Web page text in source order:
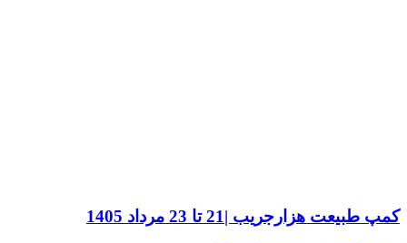
کمپ طبیعت هزارجریب |21 تا 23 مرداد 1405